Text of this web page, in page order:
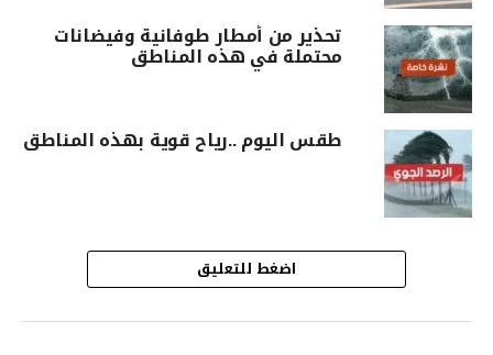
تحذير من أمطار طوفانية وفيضانات
محتملة في هذه المناطق
طقس اليوم ..رياح قوية بهذه المناطق
اضغط للتعليق